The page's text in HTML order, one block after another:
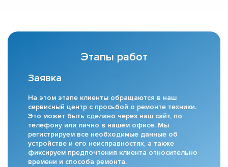
Этапы работ
Заявка
На этом этапе клиенты обращаются в наш
сервисный центр с просьбой о ремонте техники.
Это может быть сделано через наш сайт, по
телефону или лично в нашем офисе. Мы
регистрируем все необходимые данные об
устройстве и его неисправностях, а также
фиксируем предпочтения клиента относительно
времени и способа ремонта.